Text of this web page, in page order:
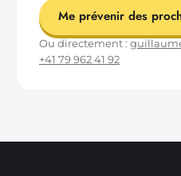
Me prévenir des
Ou directement :
+41 79 962 41 92